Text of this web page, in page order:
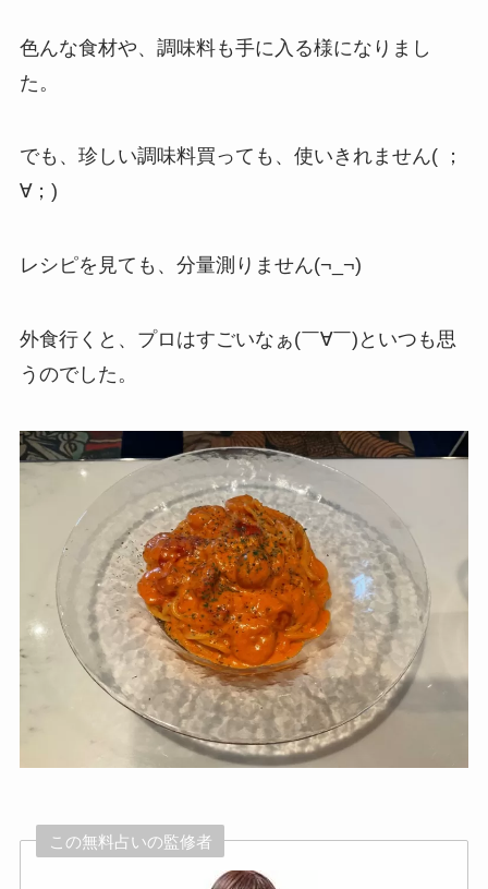
色んな食材や、調味料も手に入る様になりまし
た。
でも、珍しい調味料買っても、使いきれません( ；
∀；)
レシピを見ても、分量測りません(¬_¬)
外食行くと、プロはすごいなぁ(￣∀￣)といつも思
うのでした。
この無料占いの監修者